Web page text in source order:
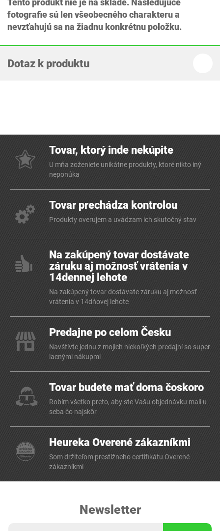
Tento produkt nie je na sklade. Nasledujúce
fotografie sú len všeobecného charakteru a
nevzťahujú sa na žiadnu konkrétnu položku.
Dotaz k produktu
Tovar, ktorý inde nekúpite
U mňa zoženiete unikátne produkty, ktoré nikto iný
neponúka
Tovar prechádza kontrolou
Produkty overujem a uvádzam ich skutočný stav
Na zakúpený tovar dostávate
záruku aj možnosť vrátenia v
14dennej lehote
Na zakúpený tovar dostávate záruku aj možnosť
vrátenia v 14dňovej lehote
Predajne po celom Česku
Navštívte jednu z mojich niekoľkých predajní so super
lacnými nákupmi
Tovar budete mať doma čoskoro
Robím všetko preto, aby ste Vašu objednávku mali u
seba čo najskôr
Heureka Overené zákazníkmi
Som držiteľom prestížneho certifikátu Overené
zákazníkmi
Newsletter